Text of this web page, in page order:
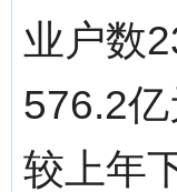
业户数
576.2
较上年